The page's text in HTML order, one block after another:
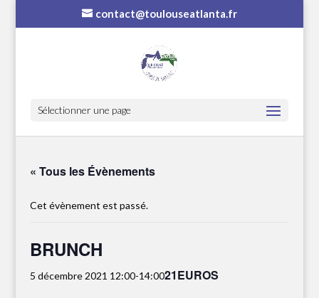
contact@toulouseatlanta.fr
Sélectionner une page
« Tous les Évènements
Cet évènement est passé.
BRUNCH
5 décembre 2021 12:00-14:0021EUROS